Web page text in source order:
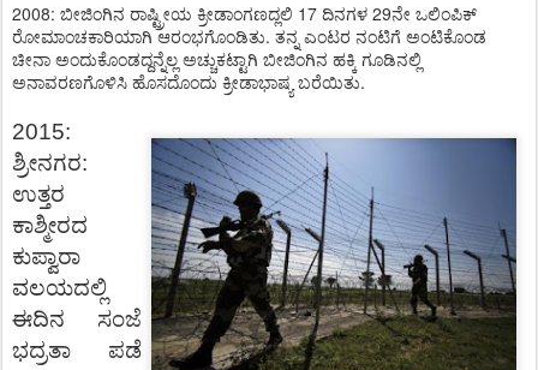
2008: ಬೀಜಿಂಗಿನ ರಾಷ್ಟ್ರೀಯ ಕ್ರೀಡಾಂಗಣದ್ಲಲಿ 17 ದಿನಗಳ 29ನೇ ಒಲಿಂಪಿಕ್
ರೋಮಾಂಚಕಾರಿಯಾಗಿ ಆರಂಭಗೊಂಡಿತು. ತನ್ನ ಎಂಟರ ನಂಟಿಗೆ ಅಂಟಿಕೊಂಡ
ಚೀನಾ ಅಂದುಕೊಂಡದ್ದನ್ನೆಲ್ಲ ಅಚ್ಚುಕಟ್ಟಾಗಿ ಬೀಜಿಂಗಿನ ಹಕ್ಕಿ ಗೂಡಿನಲ್ಲಿ
ಅನಾವರಣಗೊಳಿಸಿ ಹೊಸದೊಂದು ಕ್ರೀಡಾಭಾಷ್ಯ ಬರೆಯಿತು.
2015:
ಶ್ರೀನಗರ:
ಉತ್ತರ
ಕಾಶ್ಮೀರದ
ಕುಪ್ವಾರಾ
ವಲಯದಲ್ಲಿ
ಈದಿನ
ಸಂಜೆ
ಭದ್ರತಾ
ಪಡೆ